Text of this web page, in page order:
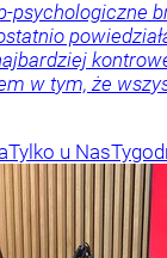
psychologiczne
w tym, że
Tylko u Nas